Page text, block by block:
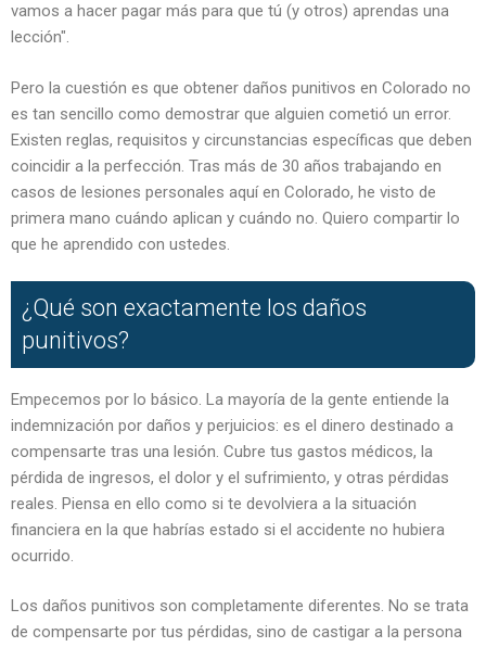
vamos a hacer pagar más para que tú (y otros) aprendas una
lección".
Pero la cuestión es que obtener daños punitivos en Colorado no
es tan sencillo como demostrar que alguien cometió un error.
Existen reglas, requisitos y circunstancias específicas que deben
coincidir a la perfección. Tras más de 30 años trabajando en
casos de lesiones personales aquí en Colorado, he visto de
primera mano cuándo aplican y cuándo no. Quiero compartir lo
que he aprendido con ustedes.
¿Qué son exactamente los daños
punitivos?
Empecemos por lo básico. La mayoría de la gente entiende la
indemnización por daños y perjuicios: es el dinero destinado a
compensarte tras una lesión. Cubre tus gastos médicos, la
pérdida de ingresos, el dolor y el sufrimiento, y otras pérdidas
reales. Piensa en ello como si te devolviera a la situación
financiera en la que habrías estado si el accidente no hubiera
ocurrido.
Los daños punitivos son completamente diferentes. No se trata
de compensarte por tus pérdidas, sino de castigar a la persona